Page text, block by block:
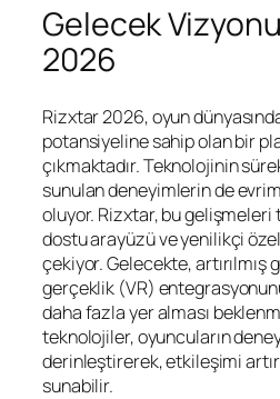
Gelecek
2026
Rizxtar 2026, oyun
potansiyeline sahip olan bir
çıkmaktadır. Teknolojinin
sunulan deneyimlerin de
oluyor. Rizxtar, bu gelişmeleri
dostu arayüzü ve yenilikçi
çekiyor. Gelecekte, artırılmış
gerçeklik (VR)
daha fazla yer alması
teknolojiler, oyuncuların
derinleştirerek, etkileşimi
sunabilir.